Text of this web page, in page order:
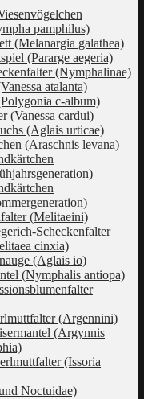
pamphilus)
(Melanargia galathea)
(Pararge aegeria)
(Nymphalinae)
atalanta)
c-album)
(Vanessa cardui)
(Aglais urticae)
(Araschnis levana)
(Melitaeini)
Scheckenfalter
cinxia)
(Aglais io)
(Nymphalis antiopa)
(Argennini)
(Argynnis
(Issoria
Noctuidae)